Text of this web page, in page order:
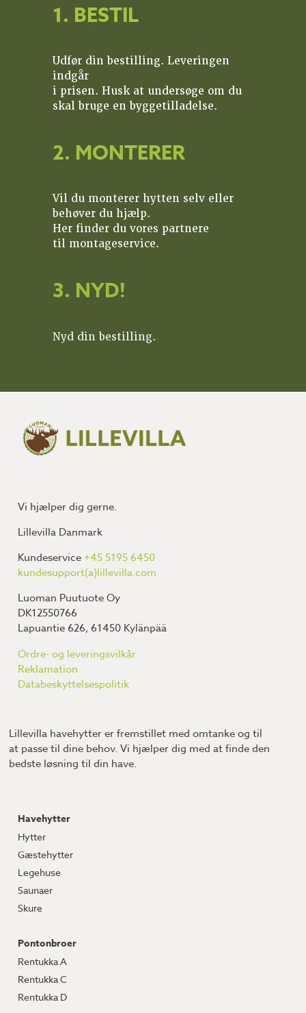
1. BESTIL
Udfør din bestilling. Leveringen
indgår
i prisen. Husk at undersøge om du
skal bruge en byggetilladelse.
2. MONTERER
Vil du monterer hytten selv eller
behøver du hjælp.
Her finder du vores partnere
til montageservice.
3. NYD!
Nyd din bestilling.
Vi hjælper dig gerne.
Lillevilla Danmark
Kundeservice+45 5195 6450
kundesupport(a)lillevilla.com
Luoman Puutuote Oy
DK12550766
Lapuantie 626, 61450 Kylänpää
Ordre- og leveringsvilkår
Reklamation
Databeskyttelsespolitik
Lillevilla havehytter er fremstillet med omtanke og til
at passe til dine behov. Vi hjælper dig med at finde den
bedste løsning til din have.
Havehytter
Hytter
Gæstehytter
Legehuse
Saunaer
Skure
Pontonbroer
Rentukka A
Rentukka C
Rentukka D